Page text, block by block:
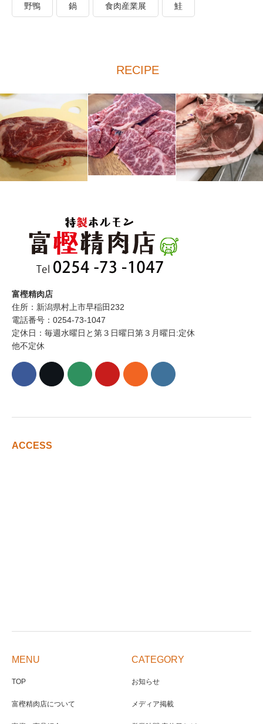
野鴨 鍋 食肉産業展 鮭
RECIPE
富樫精肉店
住所：新潟県村上市早稲田232
電話番号：0254-73-1047
定休日：毎週水曜日と第３日曜日第３月曜日:定休
他不定休
ACCESS
MENU
TOP
富樫精肉店について
CATEGORY
お知らせ
メディア掲載